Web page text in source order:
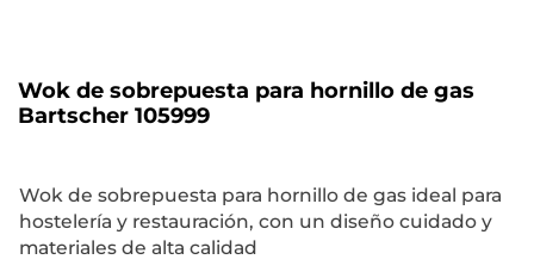
Wok de sobrepuesta para hornillo de gas
Bartscher 105999
Wok de sobrepuesta para hornillo de gas ideal para
hostelería y restauración, con un diseño cuidado y
materiales de alta calidad